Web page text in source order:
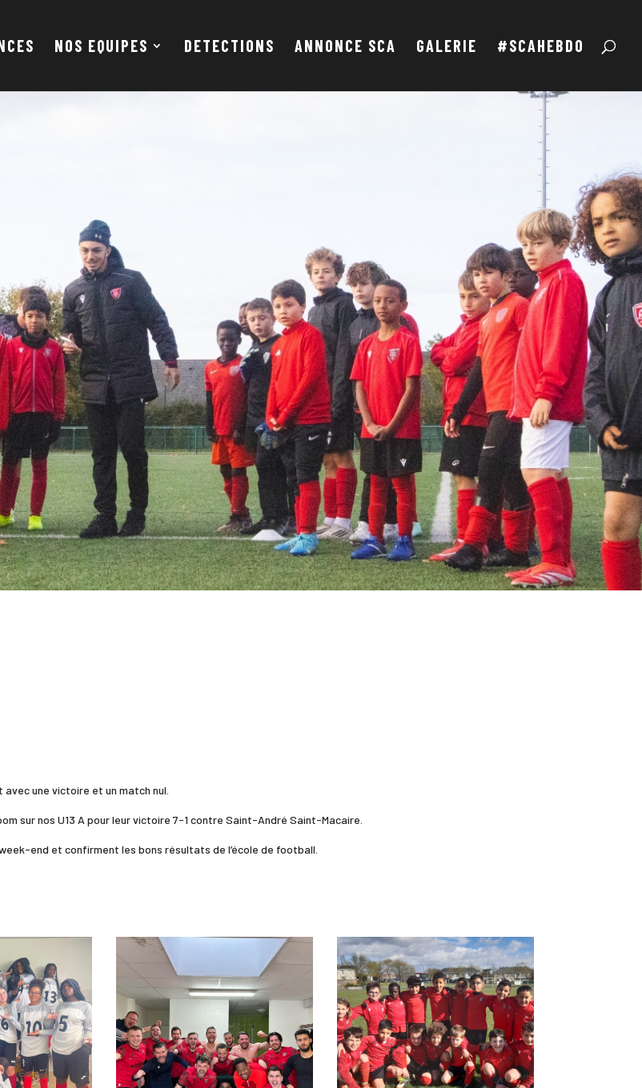
NOS EQUIPES DETECTIONS ANNONCE SCA GALERIE #SCAHEBDO
une victoire et un match nul.
sur nos U13 A pour leur victoire 7-1 contre Saint-André Saint-Macaire.
end et confirment les bons résultats de l’école de football.